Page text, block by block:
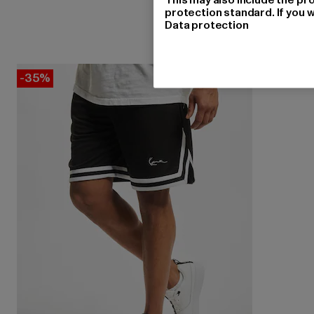
-35%
protection standard. If you
Data protection